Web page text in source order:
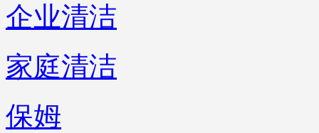
企业清洁
家庭清洁
保姆